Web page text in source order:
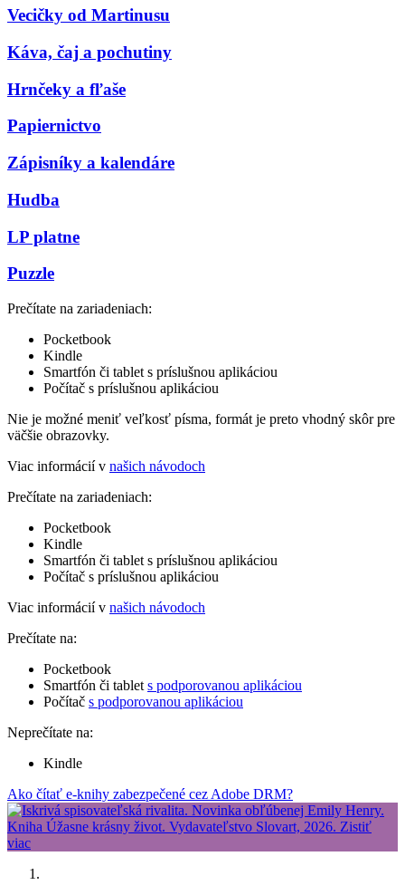
Vecičky od Martinusu
Káva, čaj a pochutiny
Hrnčeky a fľaše
Papiernictvo
Zápisníky a kalendáre
Hudba
LP platne
Puzzle
Prečítate na zariadeniach:
Pocketbook
Kindle
Smartfón či tablet s príslušnou aplikáciou
Počítač s príslušnou aplikáciou
Nie je možné meniť veľkosť písma, formát je preto vhodný skôr pre
väčšie obrazovky.
Viac informácií v našich návodoch
Prečítate na zariadeniach:
Pocketbook
Kindle
Smartfón či tablet s príslušnou aplikáciou
Počítač s príslušnou aplikáciou
Viac informácií v našich návodoch
Prečítate na:
Pocketbook
Smartfón či tablet s podporovanou aplikáciou
Počítač s podporovanou aplikáciou
Neprečítate na:
Kindle
Ako čítať e-knihy zabezpečené cez Adobe DRM?